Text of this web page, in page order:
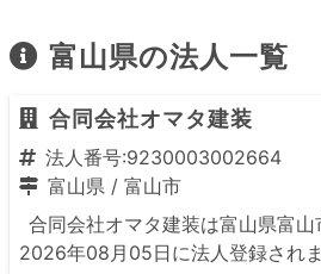
富山県の法人一覧
合同会社オマタ建装
法人番号:9230003002664
富山県 / 富山市
合同会社オマタ建装は富山県富山
2026年08月05日に法人登録されま